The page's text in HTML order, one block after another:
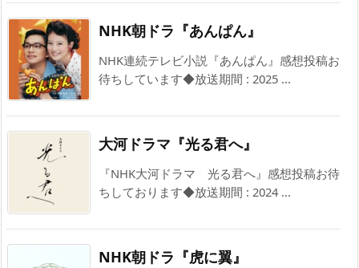
NHK朝ドラ『あんぱん』
NHK連続テレビ小説『あんぱん』感想投稿お
待ちしています◆放送期間 : 2025 ...
大河ドラマ『光る君へ』
『NHK大河ドラマ 光る君へ』感想投稿お待
ちしております◆放送期間 : 2024 ...
NHK朝ドラ『虎に翼』